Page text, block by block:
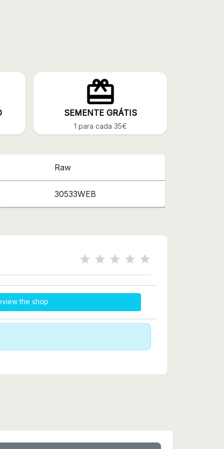
SEMENTE GRÁTIS
1 para cada 35€
Raw
30533WEB
the shop